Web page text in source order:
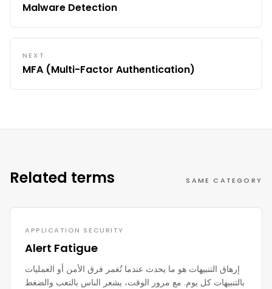
Malware Detection
NEXT
MFA (Multi-Factor Authentication)
Related terms SAME CATEGORY
APPLICATION SECURITY
Alert Fatigue
إرهاق التنبيهات هو ما يحدث عندما تُغمر فرق الأمن أو العمليات
بالتنبيهات كل يوم. مع مرور الوقت، يشعر الناس بالتعب والضغط